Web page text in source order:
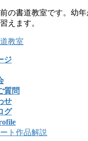
の書道教室です。幼
えます。
ジ
質問
せ
グ
ト作品解説